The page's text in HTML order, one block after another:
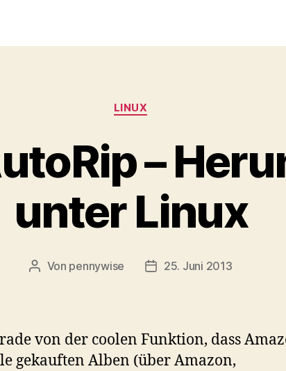
Kategorien
LINUX
–
unter Linux
Beitragsautor
Von pennywise Veröffentlichungsdatum
25. Juni 2013
von der coolen Funktion, dass
gekauften Alben (über Amazon,